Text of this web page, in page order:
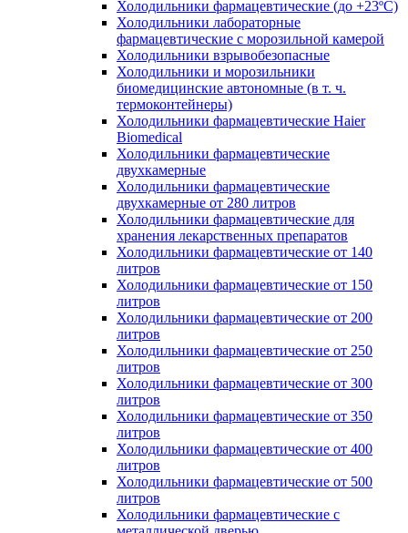
Холодильники фармацевтические (до +23ºС)
Холодильники лабораторные
фармацевтические с морозильной камерой
Холодильники взрывобезопасные
Холодильники и морозильники
биомедицинские автономные (в т. ч.
термоконтейнеры)
Холодильники фармацевтические Haier
Biomedical
Холодильники фармацевтические
двухкамерные
Холодильники фармацевтические
двухкамерные от 280 литров
Холодильники фармацевтические для
хранения лекарственных препаратов
Холодильники фармацевтические от 140
литров
Холодильники фармацевтические от 150
литров
Холодильники фармацевтические от 200
литров
Холодильники фармацевтические от 250
литров
Холодильники фармацевтические от 300
литров
Холодильники фармацевтические от 350
литров
Холодильники фармацевтические от 400
литров
Холодильники фармацевтические от 500
литров
Холодильники фармацевтические с